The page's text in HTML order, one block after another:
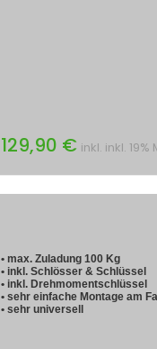
129,90 € inkl. inkl. 19%
• max. Zuladung 100 Kg
• inkl. Schlösser & Schlüssel
• inkl. Drehmomentschlüssel
• sehr einfache Montage am
• sehr universell